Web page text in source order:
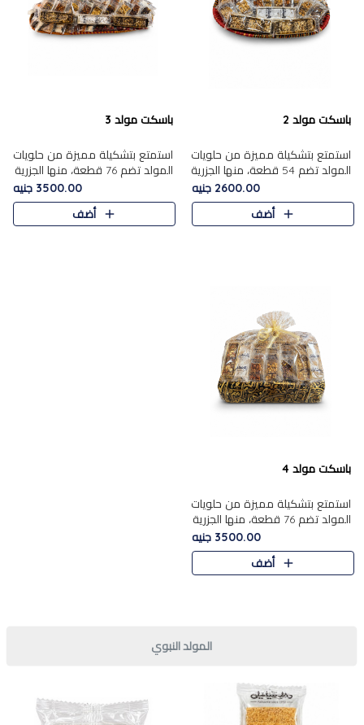
باسكت مولد 2
استمتع بتشكيلة مميزة من حلويات
المولد تضم 54 قطعة، منها الجزرية
بالفول والبندق، علي بابا بالمكسرات،
ا.....
2600.00 جنيه
أضف
باسكت مولد 3
استمتع بتشكيلة مميزة من حلويات
المولد تضم 76 قطعة، منها الجزرية
بالفول والبندق، علي باب........
3500.00 جنيه
أضف
باسكت مولد 4
استمتع بتشكيلة مميزة من حلويات
المولد تضم 76 قطعة، منها الجزرية
بالفول والبندق، علي بابا
بالمكسرات.......
3500.00 جنيه
أضف
المولد النبوي